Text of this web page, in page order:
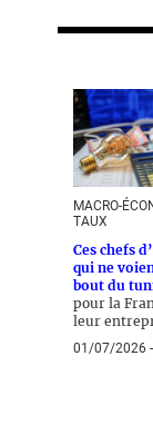
MACRO-
TAUX
Ces chefs
qui ne
bout du
pour la
leur
01/07/2026